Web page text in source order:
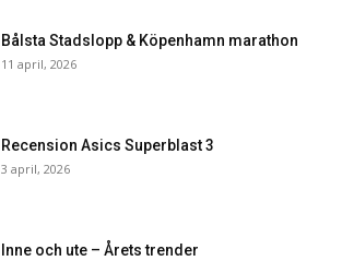
Bålsta Stadslopp & Köpenhamn marathon
11 april, 2026
Recension Asics Superblast 3
3 april, 2026
Inne och ute – Årets trender